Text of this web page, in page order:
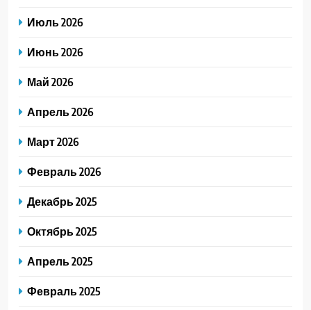
Июль 2026
Июнь 2026
Май 2026
Апрель 2026
Март 2026
Февраль 2026
Декабрь 2025
Октябрь 2025
Апрель 2025
Февраль 2025